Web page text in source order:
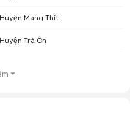
Huyện Mang Thít
Huyện Trà Ôn